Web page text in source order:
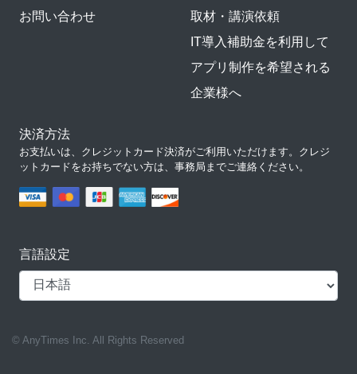
お問い合わせ
取材・講演依頼
IT導入補助金を利用して
アプリ制作を希望される
企業様へ
決済方法
お支払いは、クレジットカード決済がご利用いただけます。クレジ
ットカードをお持ちでない方は、事務局までご連絡ください。
言語設定
© AnyTimes Inc. All Rights Reserved